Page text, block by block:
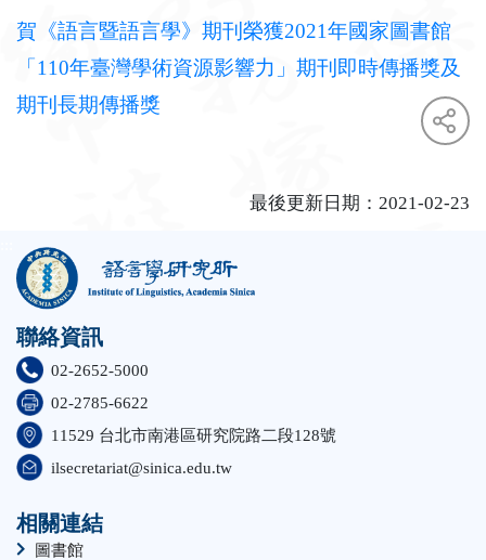
賀《語言暨語言學》期刊榮獲2021年國家圖書館
「110年臺灣學術資源影響力」期刊即時傳播獎及
期刊長期傳播獎
最後更新日期：2021-02-23
聯絡資訊
02-2652-5000
02-2785-6622
11529 台北市南港區研究院路二段128號
ilsecretariat@sinica.edu.tw
相關連結
圖書館